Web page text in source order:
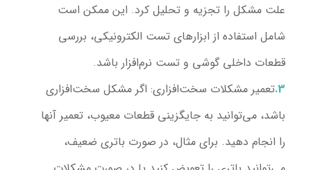
علت مشکل را تجزیه و تحلیل کرد. این ممکن است
شامل استفاده از ابزارهای تست الکترونیکی، بررسی
قطعات داخلی گوشی و تست نرم‌افزار باشد.
تعمیر مشکلات سخت‌افزاری: اگر مشکل سخت‌افزاری
باشد، می‌توانید به جایگزینی قطعات معیوب، تعمیر آنها
را انجام دهید. برای مثال، در صورت باتری ضعیف،